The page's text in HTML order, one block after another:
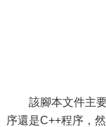
該腳本文件主
序還是C++程序，